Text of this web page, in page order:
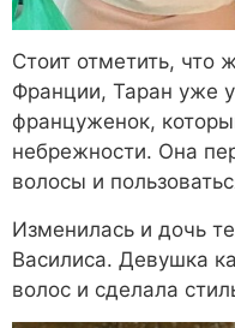
Стоит отметить, что
Франции, Таран уже
француженок,
небрежности. Она
волосы и
Изменилась и дочь
Василиса. Девушка
волос и сделала